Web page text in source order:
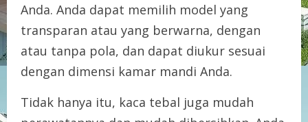
Anda. Anda dapat memilih model yang
transparan atau yang berwarna, dengan
atau tanpa pola, dan dapat diukur sesuai
dengan dimensi kamar mandi Anda.
Tidak hanya itu, kaca tebal juga mudah